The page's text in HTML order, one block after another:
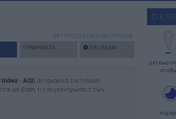
ΕΚΤΥΠΩΣΗ | ENGLISH VERSION
ΓΡΑΦΗΜΑΤΑ ΕΙΚΟΝΙΔΙΑ
Index - AQI ) αντανακλά τον πιθανό
με βάση τις συγκεντρώσεις των
Ο